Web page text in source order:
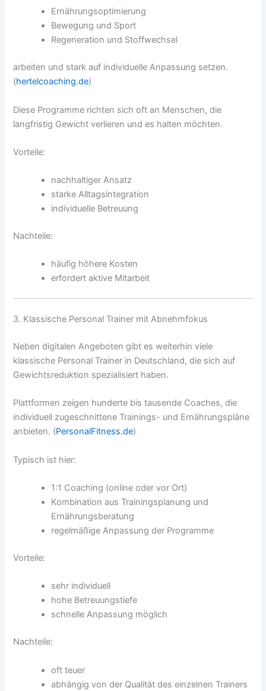
Ernährungsoptimierung
Bewegung und Sport
Regeneration und Stoffwechsel
arbeiten und stark auf individuelle Anpassung setzen.
(hertelcoaching.de)
Diese Programme richten sich oft an Menschen, die
langfristig Gewicht verlieren und es halten möchten.
Vorteile:
nachhaltiger Ansatz
starke Alltagsintegration
individuelle Betreuung
Nachteile:
häufig höhere Kosten
erfordert aktive Mitarbeit
3. Klassische Personal Trainer mit Abnehmfokus
Neben digitalen Angeboten gibt es weiterhin viele
klassische Personal Trainer in Deutschland, die sich auf
Gewichtsreduktion spezialisiert haben.
Plattformen zeigen hunderte bis tausende Coaches, die
individuell zugeschnittene Trainings- und Ernährungspläne
anbieten. (PersonalFitness.de)
Typisch ist hier:
1:1 Coaching (online oder vor Ort)
Kombination aus Trainingsplanung und
Ernährungsberatung
regelmäßige Anpassung der Programme
Vorteile:
sehr individuell
hohe Betreuungstiefe
schnelle Anpassung möglich
Nachteile:
oft teuer
abhängig von der Qualität des einzelnen Trainers